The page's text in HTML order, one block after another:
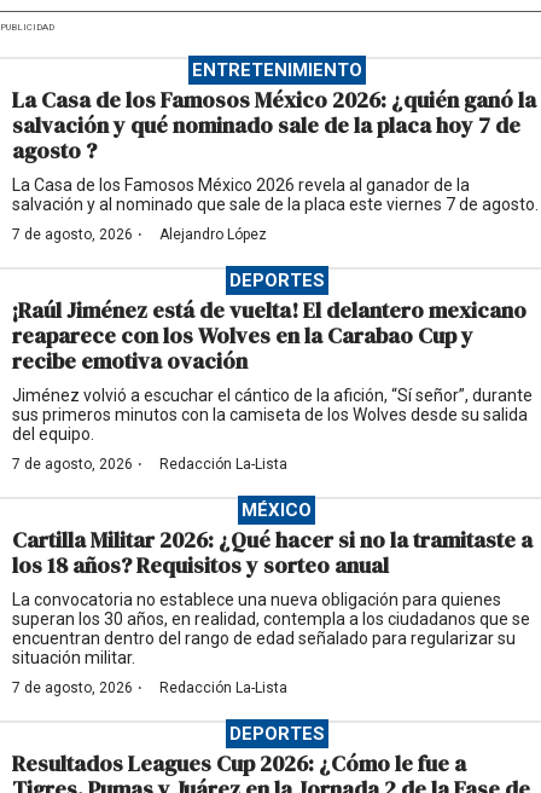
PUBLICIDAD
ENTRETENIMIENTO
La Casa de los Famosos México 2026: ¿quién ganó la
salvación y qué nominado sale de la placa hoy 7 de
agosto ?
La Casa de los Famosos México 2026 revela al ganador de la
salvación y al nominado que sale de la placa este viernes 7 de agosto.
7 de agosto, 2026 · Alejandro López
DEPORTES
¡Raúl Jiménez está de vuelta! El delantero mexicano
reaparece con los Wolves en la Carabao Cup y
recibe emotiva ovación
Jiménez volvió a escuchar el cántico de la afición, “Sí señor”, durante
sus primeros minutos con la camiseta de los Wolves desde su salida
del equipo.
7 de agosto, 2026 · Redacción La-Lista
MÉXICO
Cartilla Militar 2026: ¿Qué hacer si no la tramitaste a
los 18 años? Requisitos y sorteo anual
La convocatoria no establece una nueva obligación para quienes
superan los 30 años, en realidad, contempla a los ciudadanos que se
encuentran dentro del rango de edad señalado para regularizar su
situación militar.
7 de agosto, 2026 · Redacción La-Lista
DEPORTES
Resultados Leagues Cup 2026: ¿Cómo le fue a